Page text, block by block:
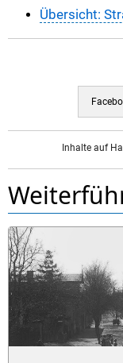
Übersicht:
Inhalte auf